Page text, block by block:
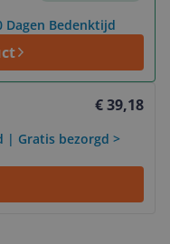
Dagen Bedenktijd
€ 39,18
| Gratis bezorgd >